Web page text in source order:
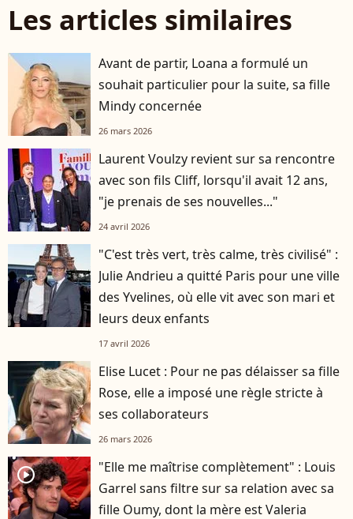
Les articles similaires
Avant de partir, Loana a formulé un
souhait particulier pour la suite, sa fille
Mindy concernée
26 mars 2026
Laurent Voulzy revient sur sa rencontre
avec son fils Cliff, lorsqu'il avait 12 ans,
"je prenais de ses nouvelles..."
24 avril 2026
"C'est très vert, très calme, très civilisé" :
Julie Andrieu a quitté Paris pour une ville
des Yvelines, où elle vit avec son mari et
leurs deux enfants
17 avril 2026
Elise Lucet : Pour ne pas délaisser sa fille
Rose, elle a imposé une règle stricte à
ses collaborateurs
26 mars 2026
player2
"Elle me maîtrise complètement" : Louis
Garrel sans filtre sur sa relation avec sa
fille Oumy, dont la mère est Valeria